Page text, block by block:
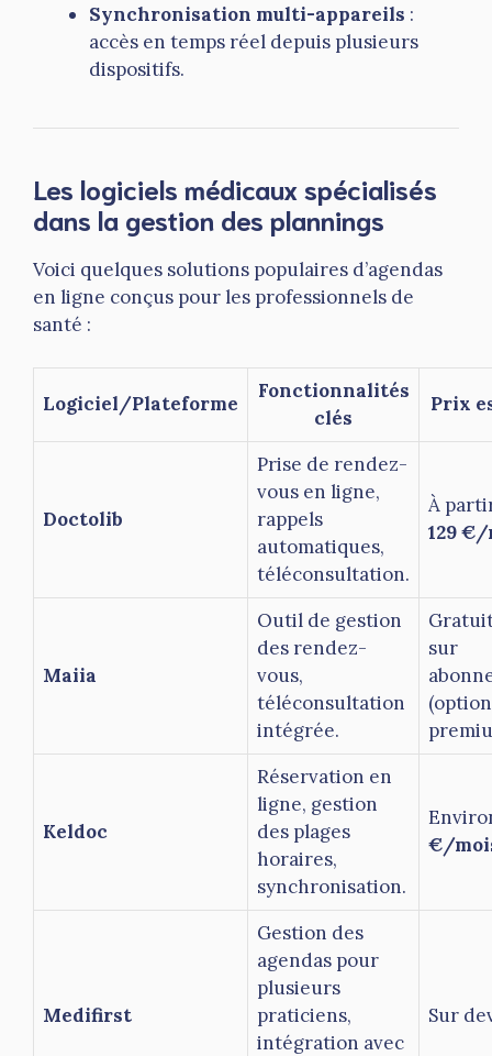
Synchronisation multi-appareils :
accès en temps réel depuis plusieurs
dispositifs.
Les logiciels médicaux spécialisés
dans la gestion des plannings
Voici quelques solutions populaires d’agendas
en ligne conçus pour les professionnels de
santé :
Logiciel/Plateforme
Fonctionnalités
clés
Prix
Doctolib
Prise de rendez-
vous en ligne,
rappels
automatiques,
téléconsultation.
À
129
Maiia
Outil de gestion
des rendez-
vous,
téléconsultation
intégrée.
sur
Keldoc
Réservation en
ligne, gestion
des plages
horaires,
synchronisation.
€/
Medifirst
Gestion des
agendas pour
plusieurs
praticiens,
intégration avec
Sur